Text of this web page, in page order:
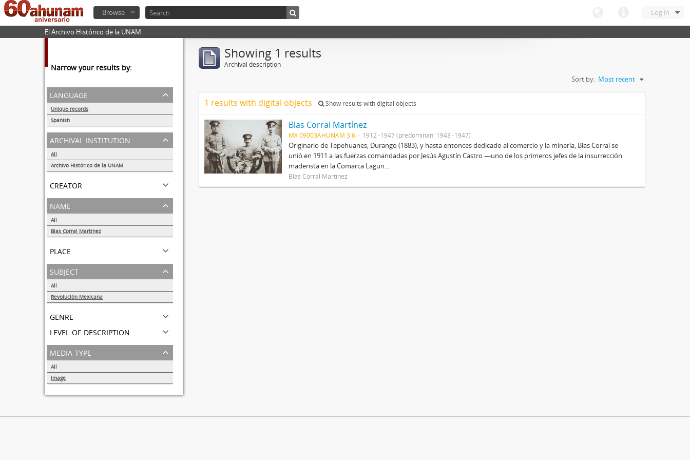
Log in
Browse
El Archivo Histórico de la UNAM
Narrow your results by:
language
Unique records
Spanish
1
archival institution
All
Archivo Histórico de la UNAM
creator
name
All
Blas Corral Martínez
place
subject
All
Revolución Mexicana
genre
level of description
media type
All
Image
Showing 1 results
Archival description
Sort by: Most recent
1 results with digital objects Show results with digital objects
Blas Corral Martínez
MX 09003AHUNAM 3.6 1912 -1947 (predominan: 1943 -1947)
Originario de Tepehuanes, Durango (1883), y hasta entonces dedicado al comercio y la minería, Blas Corral se
unió en 1911 a las fuerzas comandadas por Jesús Agustín Castro —uno de los primeros jefes de la insurrección
maderista en la Comarca Lagun...
Blas Corral Martínez